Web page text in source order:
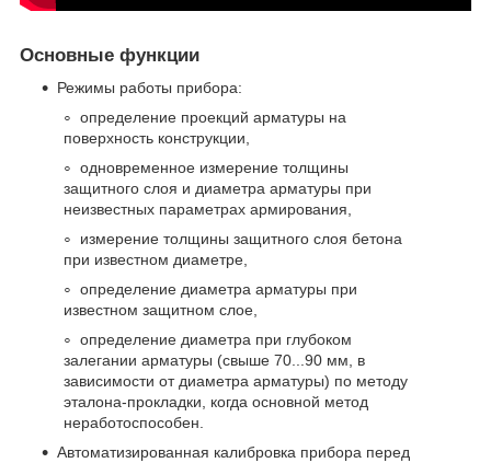
Основные функции
Режимы работы прибора:
определение проекций арматуры на
поверхность конструкции,
одновременное измерение толщины
защитного слоя и диаметра арматуры при
неизвестных параметрах армирования,
измерение толщины защитного слоя бетона
при известном диаметре,
определение диаметра арматуры при
известном защитном слое,
определение диаметра при глубоком
залегании арматуры (свыше 70...90 мм, в
зависимости от диаметра арматуры) по методу
эталона-прокладки, когда основной метод
неработоспособен.
Автоматизированная калибровка прибора перед